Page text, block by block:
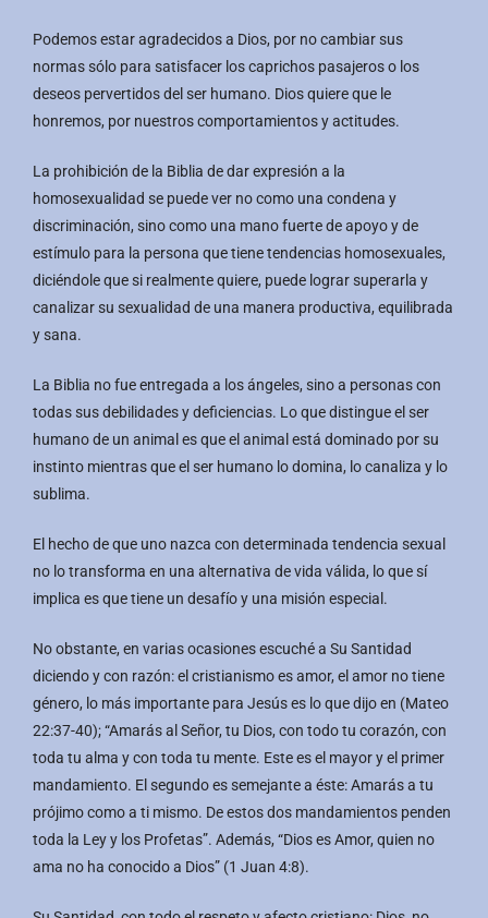
Podemos estar agradecidos a Dios, por no cambiar sus
normas sólo para satisfacer los caprichos pasajeros o los
deseos pervertidos del ser humano. Dios quiere que le
honremos, por nuestros comportamientos y actitudes.
La prohibición de la Biblia de dar expresión a la
homosexualidad se puede ver no como una condena y
discriminación, sino como una mano fuerte de apoyo y de
estímulo para la persona que tiene tendencias homosexuales,
diciéndole que si realmente quiere, puede lograr superarla y
canalizar su sexualidad de una manera productiva, equilibrada
y sana.
La Biblia no fue entregada a los ángeles, sino a personas con
todas sus debilidades y deficiencias. Lo que distingue el ser
humano de un animal es que el animal está dominado por su
instinto mientras que el ser humano lo domina, lo canaliza y lo
sublima.
El hecho de que uno nazca con determinada tendencia sexual
no lo transforma en una alternativa de vida válida, lo que sí
implica es que tiene un desafío y una misión especial.
No obstante, en varias ocasiones escuché a Su Santidad
diciendo y con razón: el cristianismo es amor, el amor no tiene
género, lo más importante para Jesús es lo que dijo en (Mateo
22:37-40); “Amarás al Señor, tu Dios, con todo tu corazón, con
toda tu alma y con toda tu mente. Este es el mayor y el primer
mandamiento. El segundo es semejante a éste: Amarás a tu
prójimo como a ti mismo. De estos dos mandamientos penden
toda la Ley y los Profetas”. Además, “Dios es Amor, quien no
ama no ha conocido a Dios” (1 Juan 4:8).